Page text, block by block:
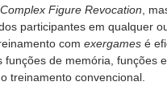
Figure Revocation ,
participantes em qualquer
com exergames é
funções de memória, funções
treinamento convencional.